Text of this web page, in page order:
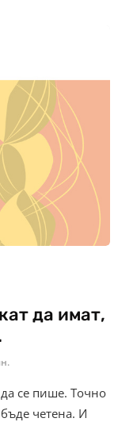
да имат,
да се пише. Точно
четена. И